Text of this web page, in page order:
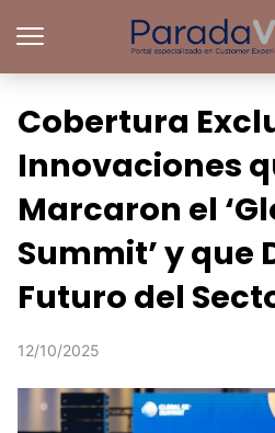
Cobertura
Innovaciones
Marcaron el
Summit’ y que
Futuro del
12/10/2025